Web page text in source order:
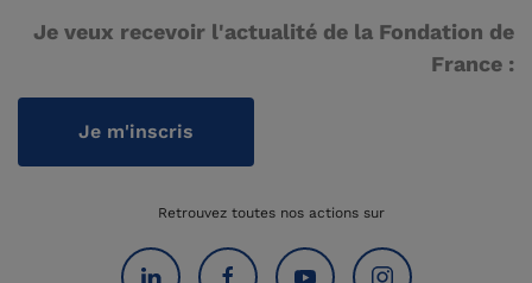
Je veux recevoir l'actualité de la Fondation de
France :
Je m'inscris
Retrouvez toutes nos actions sur